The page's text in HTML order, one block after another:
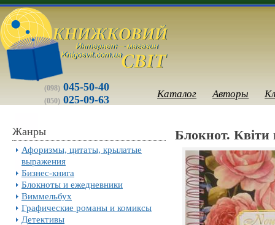
(098) 045-50-40
(050) 025-09-63 Каталог Авторы
Жанры
Афоризмы, цитаты, крылатые
выражения
Бизнес-книга
Блокноты и ежедневники
Виммельбух
Графические романы и комиксы
Детективы
Блокнот. Квiти